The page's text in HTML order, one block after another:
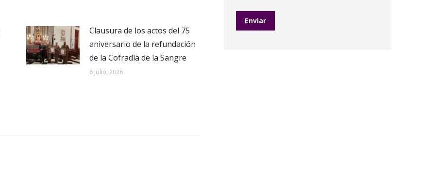
Clausura de los actos del 75
aniversario de la refundación
de la Cofradía de la Sangre
6 julio, 2026